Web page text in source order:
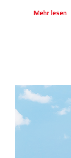
Mehr lesen